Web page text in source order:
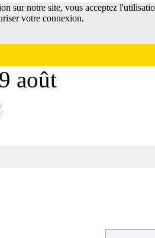
sur notre site, vous acceptez
votre connexion.
août